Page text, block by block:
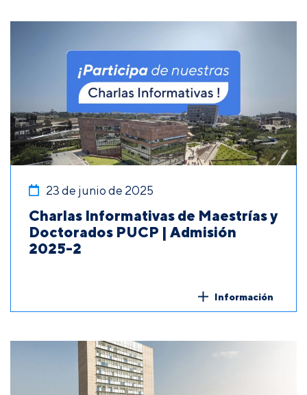
23 de junio de 2025
Charlas Informativas de Maestrías y
Doctorados PUCP | Admisión
2025-2
Información